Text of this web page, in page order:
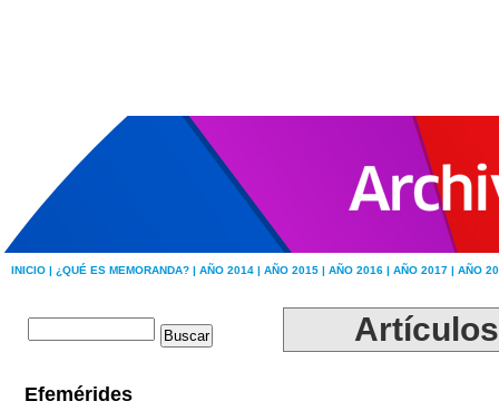
INICIO | ¿QUÉ ES MEMORANDA? | AÑO 2014 | AÑO 2015 | AÑO 2016 | AÑO 2017 | AÑO
Artículos
Efemérides